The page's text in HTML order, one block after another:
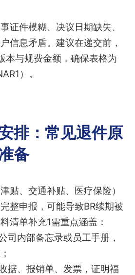
证件模糊、决议日期缺失、
信息矛盾。建议在递交前，
本与规费金额，确保表格为
）。
排：常见退件原
备
贴、交通补贴、医疗保险）
整申报，可能导致BR续期被
清单补充1需重点涵盖：
司内部备忘录或员工手册，
收据、报销单、发票，证明福